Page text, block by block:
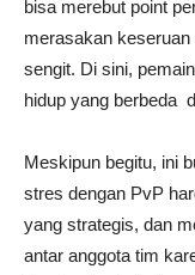
bisa merebut point
merasakan
sengit. Di sini,
hidup yang berbeda
Meskipun begitu, ini
stres dengan PvP
yang strategis, dan
antar anggota tim